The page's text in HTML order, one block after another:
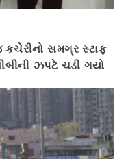
કચેરીનો સમગ્ર સ્ટાફ
ઝપટે ચડી ગયો